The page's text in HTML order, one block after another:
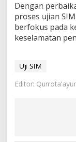
Dengan
proses ujian
berfokus pada
keselamatan
Uji SIM
Editor: